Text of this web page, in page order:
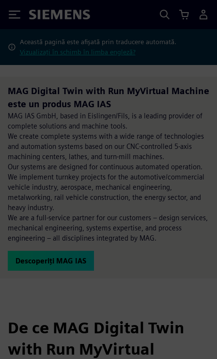
Siemens
Această pagină este afișată prin traducere automată.
Vizualizați în schimb în limba engleză?
MAG Digital Twin with Run MyVirtual Machine
este un produs MAG IAS
MAG IAS GmbH, based in Eislingen/Fils, is a leading provider of
complete solutions and machine tools.
We create complete systems with a wide range of technologies
and automation systems based on our CNC-controlled 5-axis
machining centers, lathes, and turn-mill machines.
Our systems are designed for continuous automated operation.
We implement turnkey projects for the automotive/commercial
vehicle industry, aerospace, mechanical engineering,
metalworking, rail vehicle construction, the energy sector, and
heavy industry.
We are a full-service partner for our customers – design services,
mechanical engineering, systems expertise, and process
engineering – all disciplines integrated by MAG.
Descoperiți MAG IAS
De ce MAG Digital Twin
with Run MyVirtual